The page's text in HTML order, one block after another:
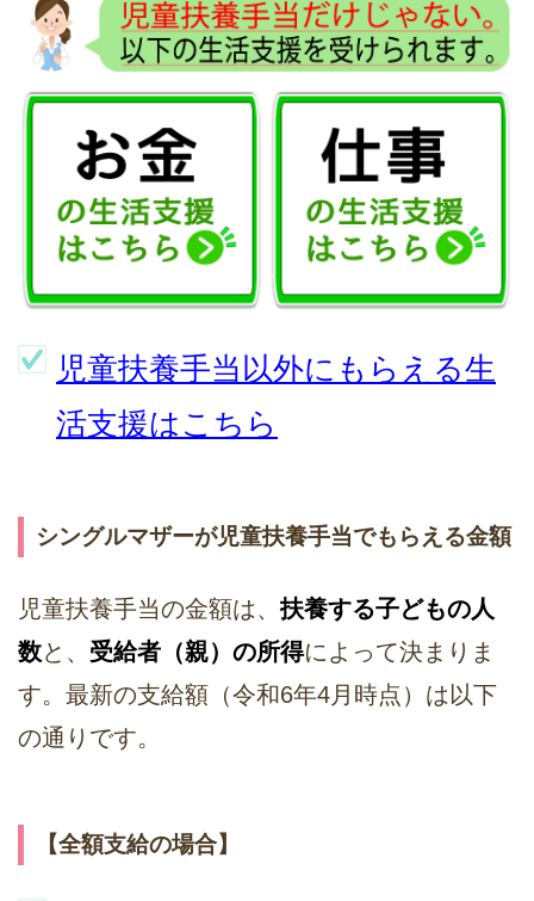
児童扶養手当以外にもらえる生
活支援はこちら
シングルマザーが児童扶養手当でもらえる金額
児童扶養手当の金額は、 扶養する子どもの人
数と、 受給者（親）の所得によって決まりま
す。最新の支給額（令和6年4月時点）は以下
の通りです。
【全額支給の場合】